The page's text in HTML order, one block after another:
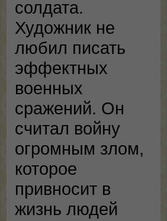
солдата.
Художник не
любил писать
эффектных
военных
сражений. Он
считал войну
огромным злом,
которое
привносит в
жизнь людей